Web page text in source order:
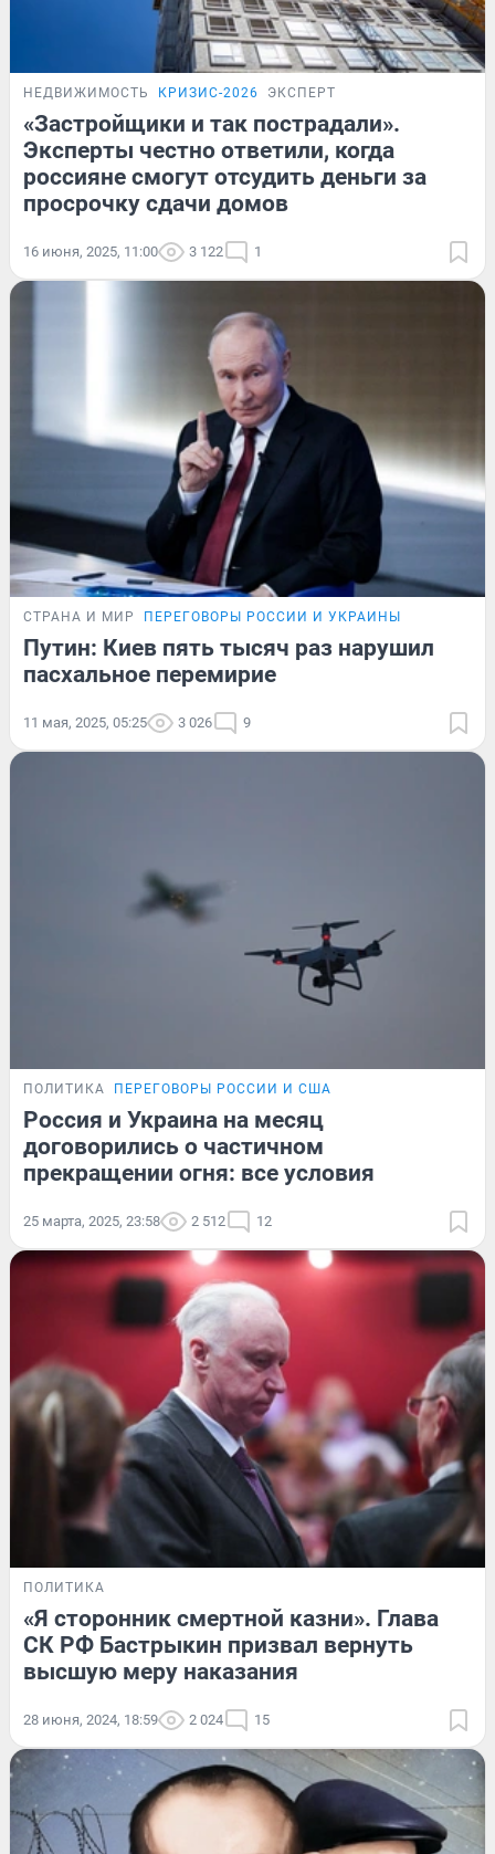
НЕДВИЖИМОСТЬ КРИЗИС-2026 ЭКСПЕРТ
«Застройщики и так пострадали».
Эксперты честно ответили, когда
россияне смогут отсудить деньги за
просрочку сдачи домов
16 июня, 2025, 11:00 3 122 1
СТРАНА И МИР ПЕРЕГОВОРЫ РОССИИ И УКРАИНЫ
Путин: Киев пять тысяч раз нарушил
пасхальное перемирие
11 мая, 2025, 05:25 3 026 9
ПОЛИТИКА ПЕРЕГОВОРЫ РОССИИ И США
Россия и Украина на месяц
договорились о частичном
прекращении огня: все условия
25 марта, 2025, 23:58 2 512 12
ПОЛИТИКА
«Я сторонник смертной казни». Глава
СК РФ Бастрыкин призвал вернуть
высшую меру наказания
28 июня, 2024, 18:59 2 024 15